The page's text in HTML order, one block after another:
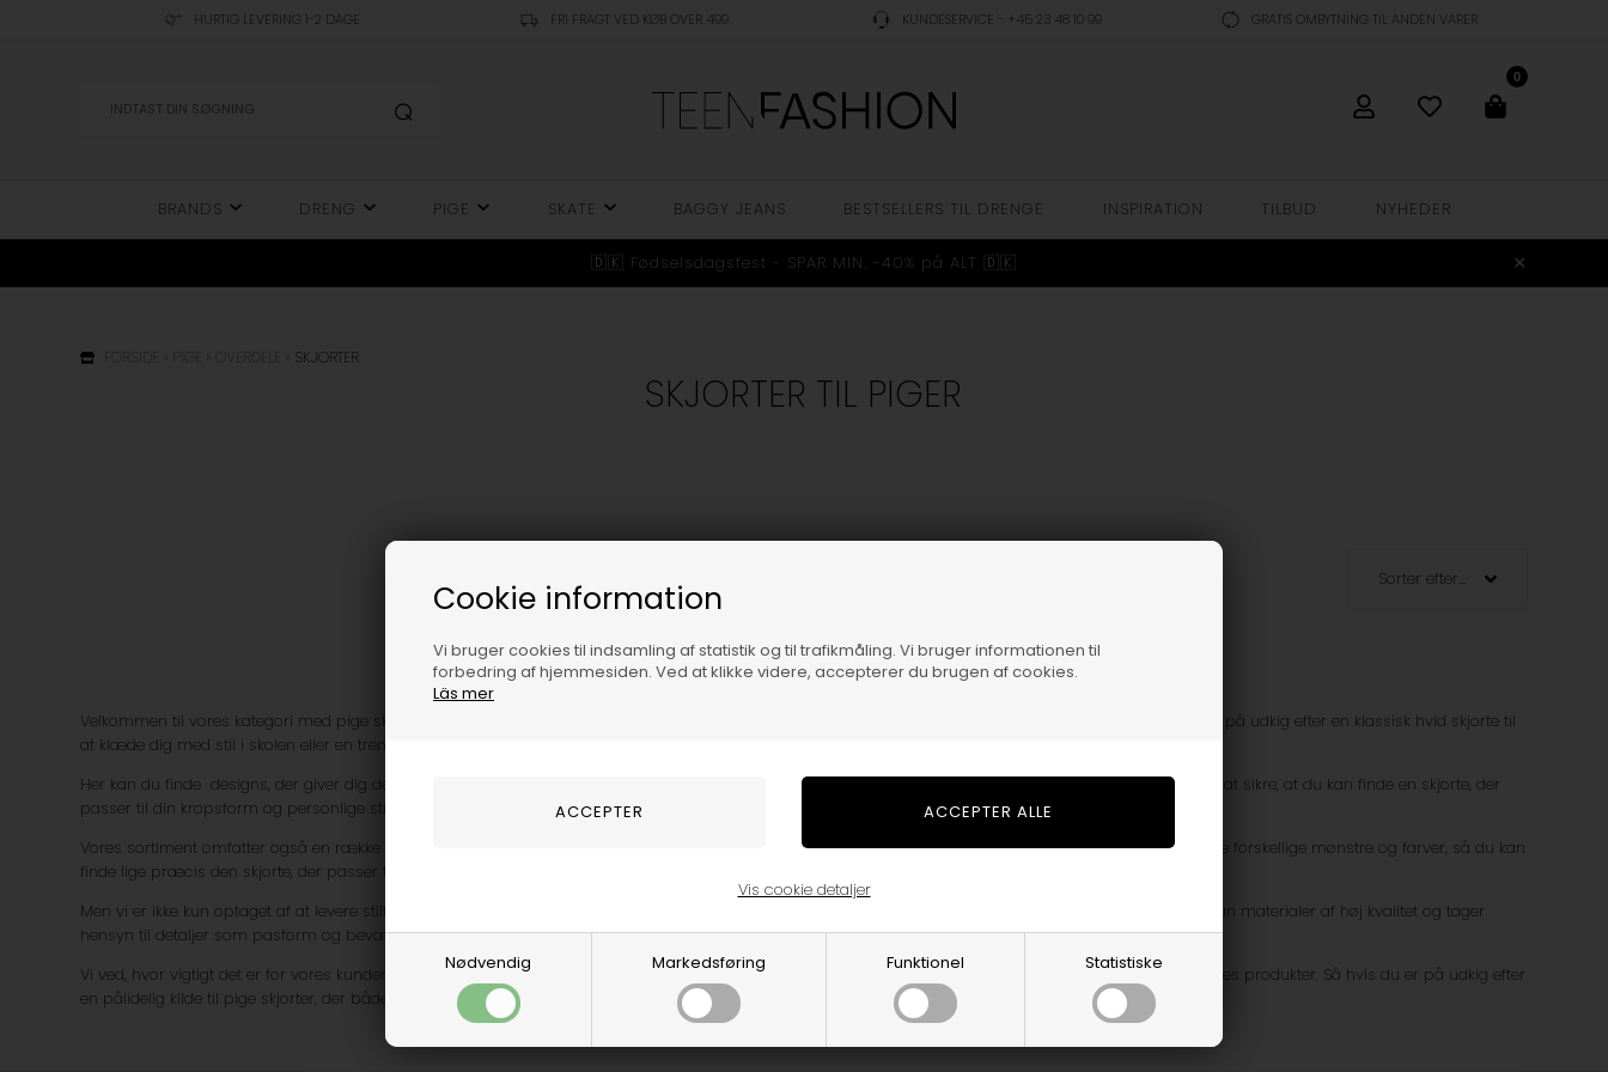
Cookie information
Vi bruger cookies til indsamling af statistik og til trafikmåling. Vi bruger informationen til
forbedring af hjemmesiden. Ved at klikke videre, accepterer du brugen af cookies.
Läs mer
Nødvendig Markedsføring Funktionel Statistiske
Vis cookie detaljer
HURTIG LEVERING 1-2 DAGE FRI FRAGT VED KØB OVER 499 KUNDESERVICE - +45 23 48 10 99 GRATIS OMBYTNING TIL ANDEN VARER
0
BRANDS DRENG PIGE SKATE BAGGY JEANS BESTSELLERS TIL DRENGE INSPIRATION TILBUD NYHEDER
🇩🇰 Fødselsdagsfest - SPAR MIN. -40% på ALT 🇩🇰
SKJORTER
SKJORTER TIL PIGER
Velkommen til vores kategori med pige skjorter. Her finder du et stort udvalg af stilfulde og alsidige skjorter, der passer til enhver lejlighed. Uanset om du er på udkig efter en klassisk hvid skjorte til
at klæde dig med stil i skolen eller en trendy og farverig skjorte til en aften sammen med tøserne, så har vi noget for enhver smag.
Her kan du finde designs, der giver dig den perfekte blanding af form og funktion. Vi tilbyder forskellige snit og pasformer, såsom slim-fit og regular-fit for at sikre, at du kan finde en skjorte, der
passer til din kropsform og personlige stil.
Vores sortiment omfatter også en række forskellige materialer, så du kan vælge den skjorte, der passer bedst til din stil og behov. Vi tilbyder også en række forskellige mønstre og farver, så du kan
finde lige præcis den skjorte, der passer til din personlige stil.
Men vi er ikke kun optaget af at levere stilfulde skjorter - vi ønsker også at sikre, at du kan føle dig komfortabel og tilfreds med dit køb. Derfor anvender vi kun materialer af høj kvalitet og tager
hensyn til detaljer som pasform og bevægelsesfrihed, når vi designer vores skjorter.
Vi ved, hvor vigtigt det er for vores kunder at have en pålidelig kilde til stilfulde og alsidige skjorter, og derfor går vi ikke på kompromis med kvaliteten af vores produkter. Så hvis du er på udkig efter
en pålidelig kilde til pige skjorter, der både er stilfulde og behagelige at have på, så er vores kategori med pige skjorter stedet for dig.